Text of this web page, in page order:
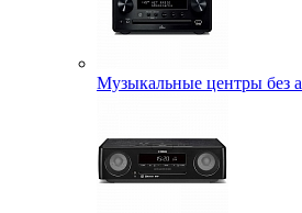
Музыкальные центры без